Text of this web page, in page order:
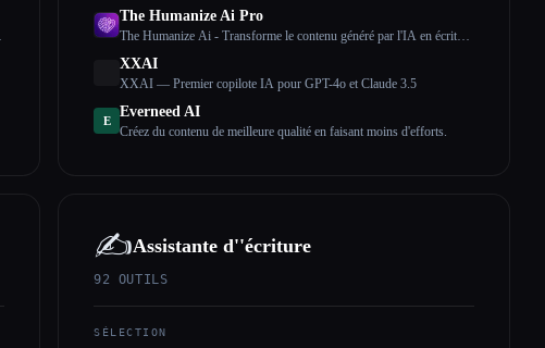
The Humanize Ai Pro
The Humanize Ai - Transforme le contenu généré par l'IA en écriture
XXAI
XXAI — Premier copilote IA pour GPT-4o et Claude 3.5
E
Everneed AI
Créez du contenu de meilleure qualité en faisant moins d'efforts.
✍️Assistante d''écriture
92 OUTILS
SÉLECTION